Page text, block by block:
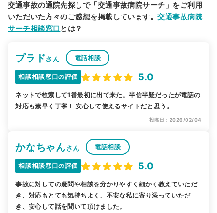
交通事故の通院先探しで「交通事故病院サーチ」をご利用
いただいた方々のご感想を掲載しています。交通事故病院
サーチ相談窓口 とは？
プラドさん 電話相談
相談相談窓口の評価 5.0
ネットで検索して1番最初に出て来た。半信半疑だったが電話の
対応も素早く丁寧！ 安心して使えるサイトだと思う。
投稿日：2026/02/04
かなちゃんさん 電話相談
相談相談窓口の評価 5.0
事故に対しての疑問や相談を分かりやすく細かく教えていただ
き、対応もとても気持ちよく、不安な私に寄り添っていただ
き、安心して話を聞いて頂けました。